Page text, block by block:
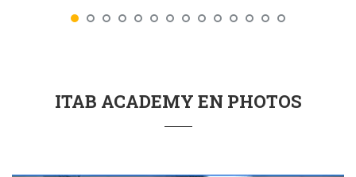
ITAB ACADEMY EN PHOTOS